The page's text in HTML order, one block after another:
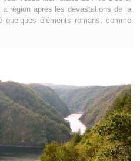
région après les dévastations de la
quelques éléments romans, comme